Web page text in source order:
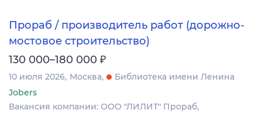
Прораб / производитель работ (дорожно-
мостовое строительство)
130 000–180 000 ₽
10 июля 2026 Москва
Библиотека имени Ленина
Jobers
Вакансия компании: ООО "ЛИЛИТ" Прораб,